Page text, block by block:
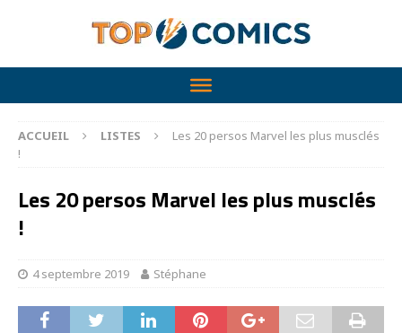
ACCUEIL LISTES
Les 20 persos Marvel les plus musclés
!
Les 20 persos Marvel les plus musclés
!
4 septembre 2019 Stéphane